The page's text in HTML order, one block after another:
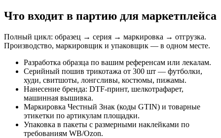
Что входит в партию для маркетплейса
Полный цикл: образец → серия → маркировка → отгрузка.
Производство, маркировщик и упаковщик — в одном месте.
Разработка образца по вашим референсам или лекалам.
Серийный пошив трикотажа от 300 шт — футболки,
худи, свитшоты, лонгсливы, костюмы, пижамы.
Нанесение бренда: DTF-принт, шелкотрафарет,
машинная вышивка.
Маркировка Честный Знак (коды GTIN) и товарные
этикетки по артикулам площадки.
Упаковка в пакеты с размерными наклейками по
требованиям WB/Ozon.